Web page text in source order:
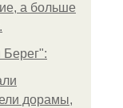
а больше
дорамы,